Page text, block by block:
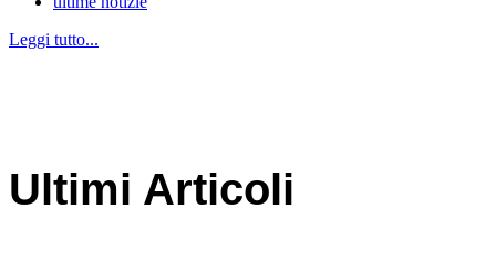
Leggi tutto...
Ultimi Articoli